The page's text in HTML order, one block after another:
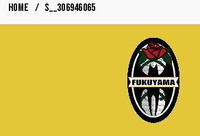
HOME S__306946065